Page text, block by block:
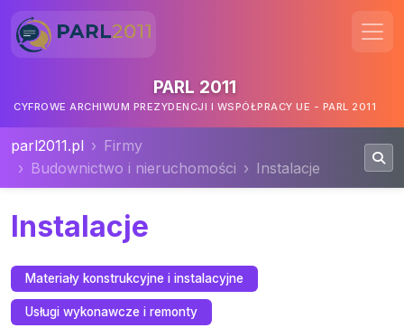
PARL 2011
CYFROWE ARCHIWUM PREZYDENCJI I WSPÓŁPRACY UE - PARL 2011
parl2011.pl
Firmy
Budownictwo i nieruchomości
Instalacje
Instalacje
Materiały konstrukcyjne i instalacyjne
Usługi wykonawcze i remonty